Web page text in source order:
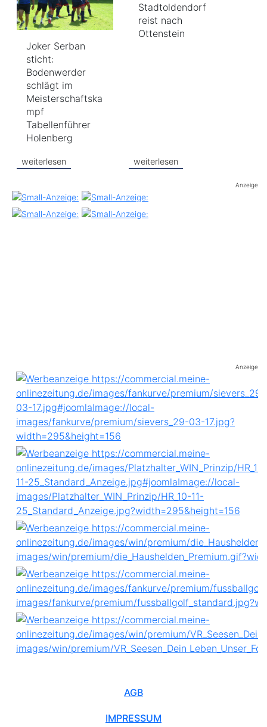
Joker Serban
sticht:
Bodenwerder
schlägt im
Meisterschaftska
mpf
Tabellenführer
Holenberg
weiterlesen
Stadtoldendorf
reist nach
Ottenstein
weiterlesen
Anzeige
Anzeige
AGB
IMPRESSUM